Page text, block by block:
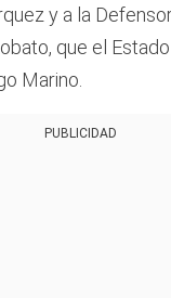
y a la
que el
Marino.
PUBLICIDAD